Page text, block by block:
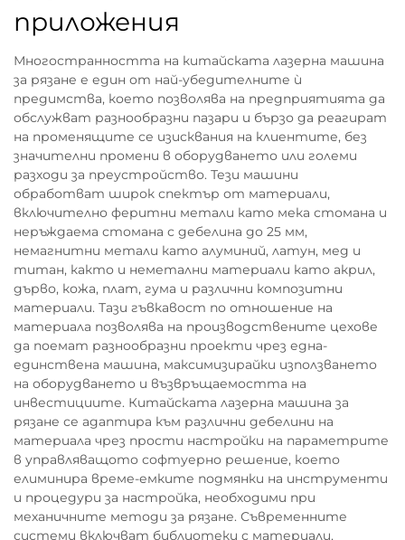
приложения
Многостранността на китайската лазерна машина
за рязане е един от най-убедителните ѝ
предимства, което позволява на предприятията да
обслужват разнообразни пазари и бързо да реагират
на променящите се изисквания на клиентите, без
значителни промени в оборудването или големи
разходи за преустройство. Тези машини
обработват широк спектър от материали,
включително феритни метали като мека стомана и
неръждаема стомана с дебелина до 25 мм,
немагнитни метали като алуминий, латун, мед и
титан, както и неметални материали като акрил,
дърво, кожа, плат, гума и различни композитни
материали. Тази гъвкавост по отношение на
материала позволява на производствените цехове
да поемат разнообразни проекти чрез една-
единствена машина, максимизирайки използването
на оборудването и възвръщаемостта на
инвестициите. Китайската лазерна машина за
рязане се адаптира към различни дебелини на
материала чрез прости настройки на параметрите
в управляващото софтуерно решение, което
елиминира време-емките подмянки на инструменти
и процедури за настройка, необходими при
механичните методи за рязане. Съвременните
системи включват библиотеки с материали,